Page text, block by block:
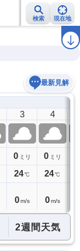
検索 現在地
ラ
最新見解
3
0 ミリ
24℃
0 m/s
4
0 ミリ
24℃
0 m/s
2週間天気